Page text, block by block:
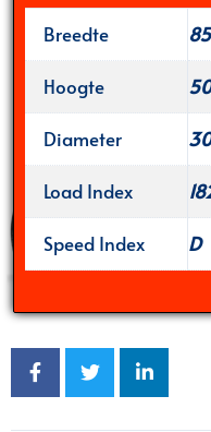
Breedte
Hoogte
50
Diameter
Load Index
Speed Index
D